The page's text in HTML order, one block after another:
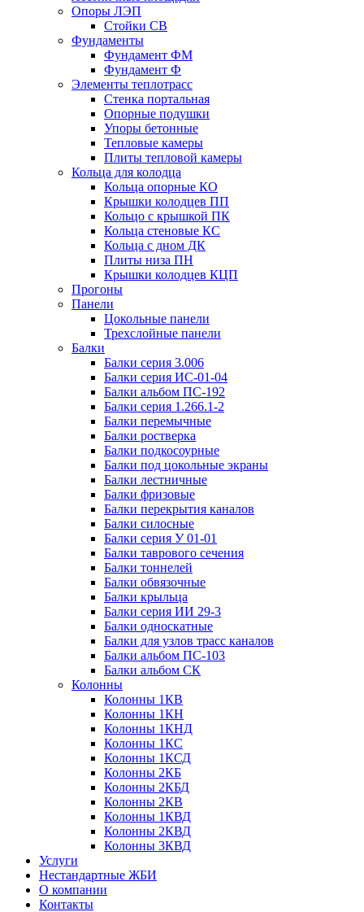
Опоры ЛЭП
Стойки СВ
Фундаменты
Фyндамент ФМ
Фyндамент Ф
Элементы теплотрасс
Стенка портальная
Опорные подушки
Упоры бетонные
Тепловые камеры
Плиты тепловой камеры
Кольца для колодца
Кольца опорные КО
Крышки колодцев ПП
Кольцо с крышкой ПК
Кольца стеновые КС
Кольца с дном ДК
Плиты низа ПН
Крышки колодцев КЦП
Прогоны
Панели
Цокольные панели
Трехслойные панели
Балки
Балки серия 3.006
Балки серия ИС-01-04
Балки альбом ПС-192
Балки серия 1.266.1-2
Балки перемычные
Балки ростверка
Балки подкосоурные
Балки под цокольные экраны
Балки лестничные
Балки фризовые
Балки перекрытия каналов
Балки силосные
Балки серия У 01-01
Балки таврового сечения
Балки тоннелей
Балки обвязочные
Балки крыльца
Балки серия ИИ 29-3
Балки односкатные
Балки для узлов трасс каналов
Балки альбом ПС-103
Балки альбом СК
Колонны
Колонны 1КВ
Колонны 1КН
Колонны 1КНД
Колонны 1КС
Колонны 1КСД
Колонны 2КБ
Колонны 2КБД
Колонны 2КВ
Колонны 1КВД
Колонны 2КВД
Колонны 3КВД
Услуги
Нестандартные ЖБИ
О компании
Контакты